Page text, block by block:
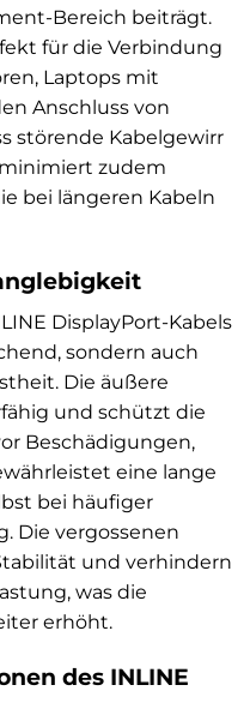
Bereich beiträgt.
für die Verbindung
Laptops mit
Anschluss von
störende Kabelgewirr
zudem
bei längeren Kabeln
DisplayPort-Kabels
sondern auch
Die äußere
und schützt die
Beschädigungen,
eine lange
bei häufiger
Die vergossenen
und verhindern
was die
erhöht.
des INLINE